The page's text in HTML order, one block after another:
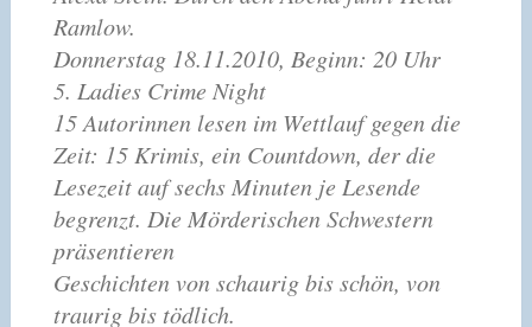
Ramlow.
Donnerstag 18.11.2010, Beginn: 20 Uhr
5. Ladies Crime Night
15 Autorinnen lesen im Wettlauf gegen die
Zeit: 15 Krimis, ein Countdown, der die
Lesezeit auf sechs Minuten je Lesende
begrenzt. Die Mörderischen Schwestern
präsentieren
Geschichten von schaurig bis schön, von
traurig bis tödlich.